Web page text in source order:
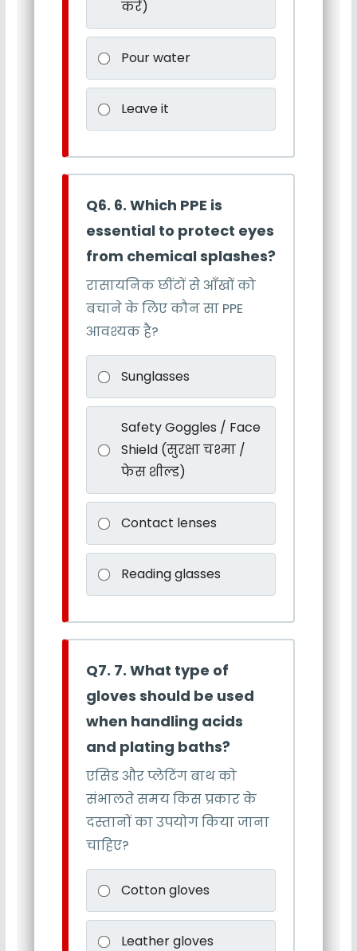
करें)
Pour water
Leave it
Q6. 6. Which PPE is
essential to protect eyes
from chemical splashes?
रासायनिक छींटों से आँखों को
बचाने के लिए कौन सा PPE
आवश्यक है?
Sunglasses
Safety Goggles / Face
Shield (सुरक्षा चश्मा /
फेस शील्ड)
Contact lenses
Reading glasses
Q7. 7. What type of
gloves should be used
when handling acids
and plating baths?
एसिड और प्लेटिंग बाथ को
संभालते समय किस प्रकार के
दस्तानों का उपयोग किया जाना
चाहिए?
Cotton gloves
Leather gloves